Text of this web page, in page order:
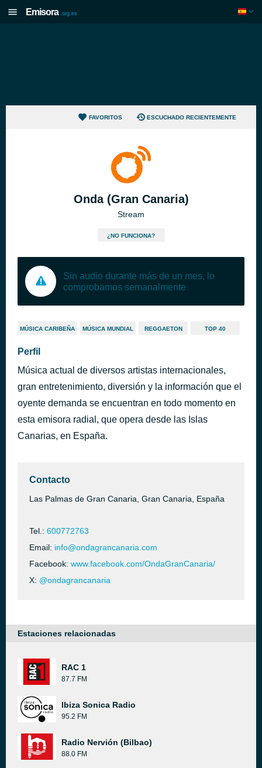
Emisora .org.es
FAVORITOS ESCUCHADO RECIENTEMENTE
Onda (Gran Canaria)
Stream
¿NO FUNCIONA?
Sin audio durante más de un mes, lo
comprobamos semanalmente
MÚSICA CARIBEÑA MÚSICA MUNDIAL REGGAETON TOP 40
Perfil
Música actual de diversos artistas internacionales,
gran entretenimiento, diversión y la información que el
oyente demanda se encuentran en todo momento en
esta emisora radial, que opera desde las Islas
Canarias, en España.
Contacto
Las Palmas de Gran Canaria, Gran Canaria, España
Tel.: 600772763
Email: info@ondagrancanaria.com
Facebook: www.facebook.com/OndaGranCanaria/
X: @ondagrancanaria
Estaciones relacionadas
RAC 1
87.7 FM
Ibiza Sonica Radio
95.2 FM
Radio Nervión (Bilbao)
88.0 FM